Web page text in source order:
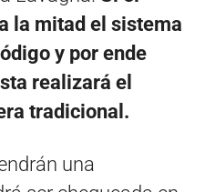
la mitad el sistema
y por ende
realizará el
tradicional.
una